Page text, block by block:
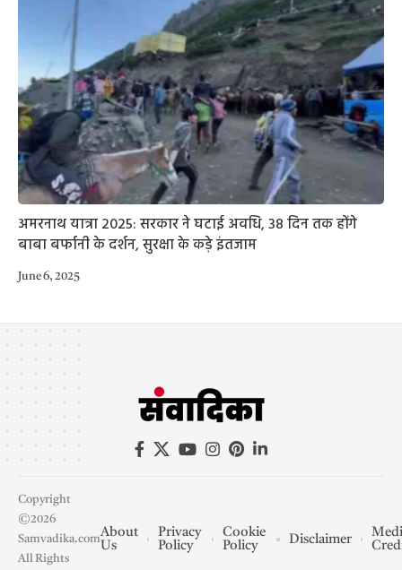
अमरनाथ यात्रा 2025: सरकार ने घटाई अवधि, 38 दिन तक होंगे
बाबा बर्फानी के दर्शन, सुरक्षा के कड़े इंतजाम
June 6, 2025
Copyright
©2026
Samvadika.com
All Rights
About
Us
Privacy
Policy
Cookie
Policy
Disclaimer